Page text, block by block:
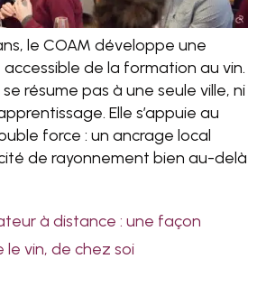
le COAM développe une
de la formation au vin.
résume pas à une seule ville, ni
Elle s’appuie au
force : un ancrage local
de rayonnement bien au-delà
à distance : une façon
le vin, de chez soi